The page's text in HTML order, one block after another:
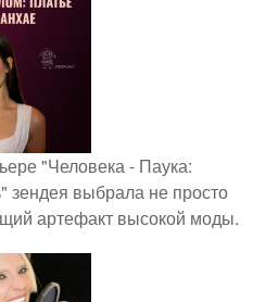
"Человека - Паука:
выбрала не просто
артефакт высокой моды.